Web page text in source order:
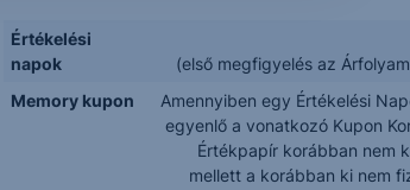
Értékelési
napok
(első megfigyelés az
Memory kupon
Amennyiben egy Értékelési
egyenlő a vonatkozó Kupon
Értékpapír korábban nem
mellett a korábban ki nem